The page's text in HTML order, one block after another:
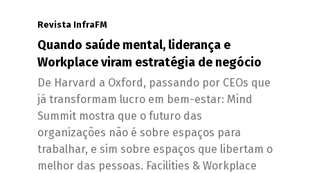
Revista InfraFM
Quando saúde mental, liderança e
Workplace viram estratégia de negócio
De Harvard a Oxford, passando por CEOs que
já transformam lucro em bem-estar: Mind
Summit mostra que o futuro das
organizações não é sobre espaços para
trabalhar, e sim sobre espaços que libertam o
melhor das pessoas. Facilities & Workplace